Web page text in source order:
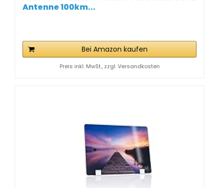
Antenne 100km...
Bei Amazon kaufen
Preis inkl. MwSt., zzgl. Versandkosten